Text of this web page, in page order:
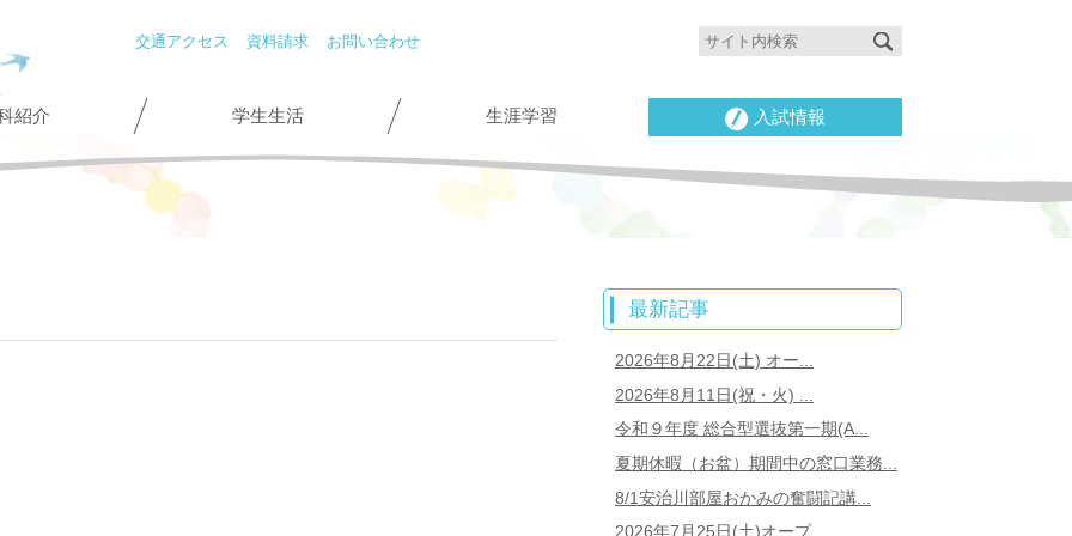
交通アクセス 資料請求 お問い合わせ
紹介 学生生活 生涯学習 入試情報
最新記事
2026年8月22日(土) オー...
2026年8月11日(祝・火) ...
令和９年度 総合型選抜第一期(A...
夏期休暇（お盆）期間中の窓口業務...
8/1安治川部屋おかみの奮闘記講...
2026年7月25日(土)オープ...